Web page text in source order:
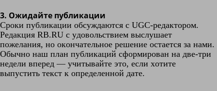
3. Ожидайте публикации
Сроки публикации обсуждаются с UGC-редактором.
Редакция RB.RU с удовольствием выслушает
пожелания, но окончательное решение остается за нами.
Обычно наш план публикаций сформирован на две-три
недели вперед — учитывайте это, если хотите
выпустить текст к определенной дате.